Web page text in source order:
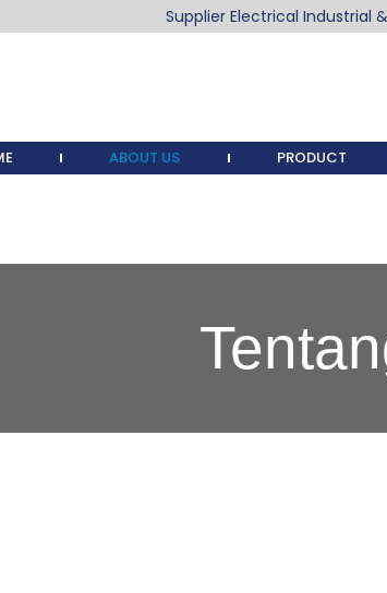
Supplier Electrical Industrial
ABOUT US PRODUCT